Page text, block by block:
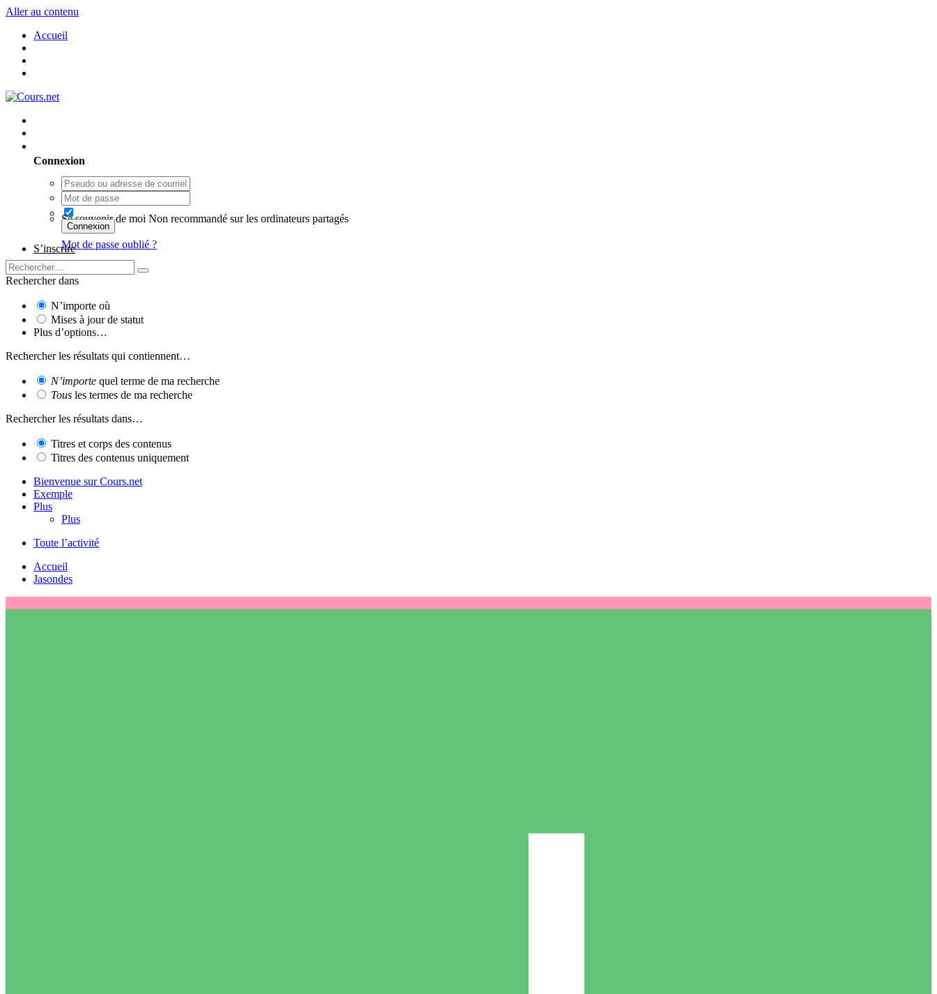
Aller au contenu
Accueil
Connexion
Se souvenir de moi Non recommandé sur les ordinateurs partagés
Connexion
Mot de passe oublié ?
S’inscrire
Rechercher dans
N’importe où
Mises à jour de statut
Plus d’options…
Rechercher les résultats qui contiennent…
N’importe quel terme de ma recherche
Tous les termes de ma recherche
Rechercher les résultats dans…
Titres et corps des contenus
Titres des contenus uniquement
Bienvenue sur Cours.net
Exemple
Plus
Plus
Toute l’activité
Accueil
Jasondes